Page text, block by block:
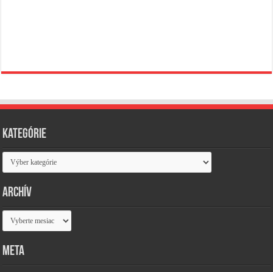
Kategórie
Kategórie
Archív
Archív
Meta